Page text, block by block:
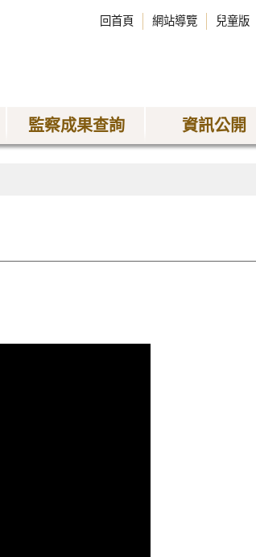
回首頁 網站導覽 兒童版
監察成果查詢 資訊公開